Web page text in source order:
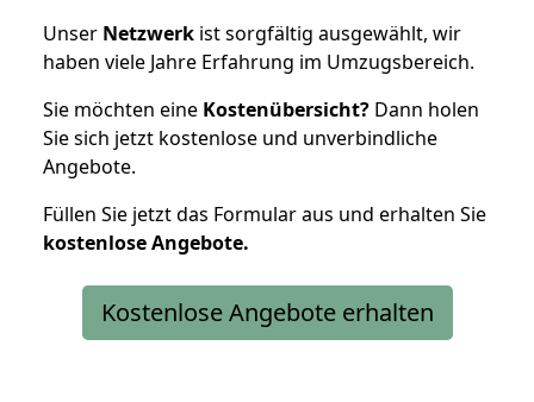
Unser Netzwerk ist sorgfältig ausgewählt, wir
haben viele Jahre Erfahrung im Umzugsbereich.
Sie möchten eine Kostenübersicht? Dann holen
Sie sich jetzt kostenlose und unverbindliche
Angebote.
Füllen Sie jetzt das Formular aus und erhalten Sie
kostenloseAngebote.
Kostenlose Angebote erhalten